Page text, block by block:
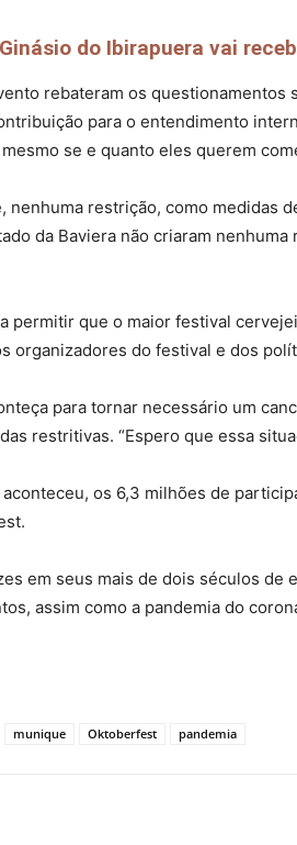
do Ibirapuera vai
rebateram os
para o entendimento
se e quanto eles querem
nenhuma restrição, como medidas
da Baviera não criaram
permitir que o maior festival
organizadores do festival e dos
para tornar necessário um
restritivas. “Espero que essa
aconteceu, os 6,3 milhões de
em seus mais de dois séculos
assim como a pandemia do
munique Oktoberfest pandemia